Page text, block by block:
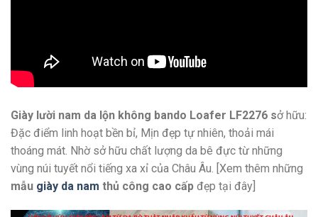
Giày lười nam da lộn không bando Loafer LF2276 sở hữu:
Đặc điểm linh hoạt bền bỉ, Mịn đẹp tự nhiên, thoải mái
thoáng mát. Nhờ sở hữu chất lượng da bê đực từ những
vùng núi tuyết nổi tiếng xa xỉ của Châu Âu. [Xem thêm những
mẫu giày da nam thủ công cao cấp đẹp tại đây]